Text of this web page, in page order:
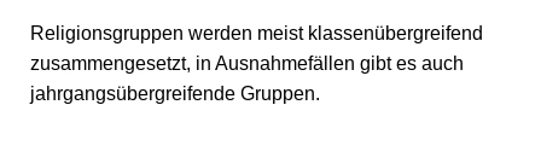
Religionsgruppen werden meist klassenübergreifend
zusammengesetzt, in Ausnahmefällen gibt es auch
jahrgangsübergreifende Gruppen.